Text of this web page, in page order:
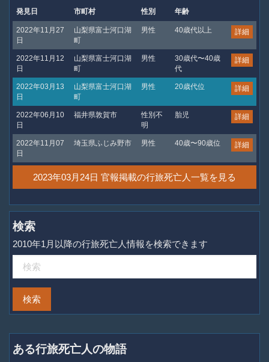
発見日 市町村 性別 年齢
2022年11月27
日
山梨県富士河口湖
町
男性 40歳代以上 詳細
2022年11月12
日
山梨県富士河口湖
町
男性
30歳代〜40歳
代
詳細
2022年03月13
日
山梨県富士河口湖
町
男性 20歳代位 詳細
2022年06月10
日
福井県敦賀市
性別不
明
胎児 詳細
2022年11月07
日
埼玉県ふじみ野市 男性 40歳〜90歳位 詳細
2023年03月24日 官報掲載の行旅死亡人一覧を見る
検索
2010年1月以降の行旅死亡人情報を検索できます
ある行旅死亡人の物語